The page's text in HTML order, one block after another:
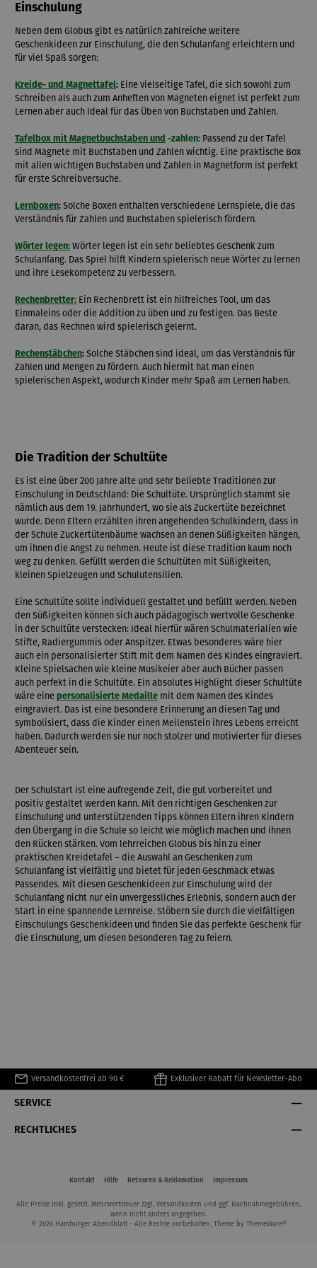
Einschulung
Neben dem Globus gibt es natürlich zahlreiche weitere
Geschenkideen zur Einschulung, die den Schulanfang erleichtern und
für viel Spaß sorgen:
Kreide- und Magnettafel: Eine vielseitige Tafel, die sich sowohl zum
Schreiben als auch zum Anheften von Magneten eignet ist perfekt zum
Lernen aber auch Ideal für das Üben von Buchstaben und Zahlen.
Tafelbox mit Magnetbuchstaben und -zahlen: Passend zu der Tafel
sind Magnete mit Buchstaben und Zahlen wichtig. Eine praktische Box
mit allen wichtigen Buchstaben und Zahlen in Magnetform ist perfekt
für erste Schreibversuche.
Lernboxen: Solche Boxen enthalten verschiedene Lernspiele, die das
Verständnis für Zahlen und Buchstaben spielerisch fördern.
Wörter legen: Wörter legen ist ein sehr beliebtes Geschenk zum
Schulanfang. Das Spiel hilft Kindern spielerisch neue Wörter zu lernen
und ihre Lesekompetenz zu verbessern.
Rechenbretter: Ein Rechenbrett ist ein hilfreiches Tool, um das
Einmaleins oder die Addition zu üben und zu festigen. Das Beste
daran, das Rechnen wird spielerisch gelernt.
Rechenstäbchen: Solche Stäbchen sind ideal, um das Verständnis für
Zahlen und Mengen zu fördern. Auch hiermit hat man einen
spielerischen Aspekt, wodurch Kinder mehr Spaß am Lernen haben.
Die Tradition der Schultüte
Es ist eine über 200 Jahre alte und sehr beliebte Traditionen zur
Einschulung in Deutschland: Die Schultüte. Ursprünglich stammt sie
nämlich aus dem 19. Jahrhundert, wo sie als Zuckertüte bezeichnet
wurde. Denn Eltern erzählten ihren angehenden Schulkindern, dass in
der Schule Zuckertütenbäume wachsen an denen Süßigkeiten hängen,
um ihnen die Angst zu nehmen. Heute ist diese Tradition kaum noch
weg zu denken. Gefüllt werden die Schultüten mit Süßigkeiten,
kleinen Spielzeugen und Schulutensilien.
Eine Schultüte sollte individuell gestaltet und befüllt werden. Neben
den Süßigkeiten können sich auch pädagogisch wertvolle Geschenke
in der Schultüte verstecken: Ideal hierfür wären Schulmaterialien wie
Stifte, Radiergummis oder Anspitzer. Etwas besonderes wäre hier
auch ein personalisierter Stift mit dem Namen des Kindes eingraviert.
Kleine Spielsachen wie kleine Musikeier aber auch Bücher passen
auch perfekt in die Schultüte. Ein absolutes Highlight dieser Schultüte
wäre eine personalisierte Medaille mit dem Namen des Kindes
eingraviert. Das ist eine besondere Erinnerung an diesen Tag und
symbolisiert, dass die Kinder einen Meilenstein ihres Lebens erreicht
haben. Dadurch werden sie nur noch stolzer und motivierter für dieses
Abenteuer sein.
Der Schulstart ist eine aufregende Zeit, die gut vorbereitet und
positiv gestaltet werden kann. Mit den richtigen Geschenken zur
Einschulung und unterstützenden Tipps können Eltern ihren Kindern
den Übergang in die Schule so leicht wie möglich machen und ihnen
den Rücken stärken. Vom lehrreichen Globus bis hin zu einer
praktischen Kreidetafel – die Auswahl an Geschenken zum
Schulanfang ist vielfältig und bietet für jeden Geschmack etwas
Passendes. Mit diesen Geschenkideen zur Einschulung wird der
Schulanfang nicht nur ein unvergessliches Erlebnis, sondern auch der
Start in eine spannende Lernreise. Stöbern Sie durch die vielfältigen
Einschulungs Geschenkideen und finden Sie das perfekte Geschenk für
die Einschulung, um diesen besonderen Tag zu feiern.
Versandkostenfrei ab 90 € Exklusiver Rabatt für Newsletter-Abo
SERVICE
RECHTLICHES
Kontakt Hilfe Retouren & Reklamation Impressum
Alle Preise inkl. gesetzl. Mehrwertsteuer zzgl. Versandkosten und ggf. Nachnahmegebühren,
wenn nicht anders angegeben.
© 2026 Hamburger Abendblatt - Alle Rechte vorbehalten. Theme by ThemeWare®